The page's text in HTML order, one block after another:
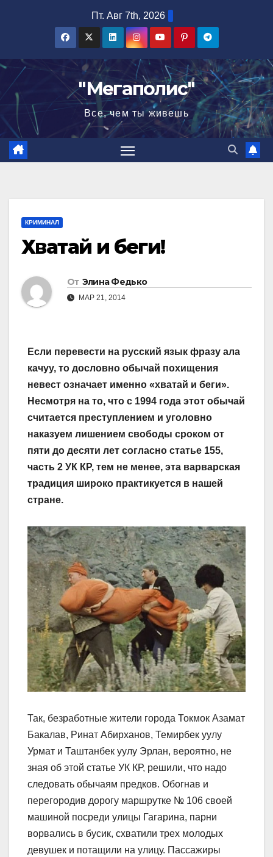
Пт. Авг 7th, 2026
"Мегаполис"
Все, чем ты живешь
КРИМИНАЛ
Хватай и беги!
От Элина Федько
МАР 21, 2014
Если перевести на русский язык фразу ала
качуу, то дословно обычай похищения
невест означает именно «хватай и беги».
Несмотря на то, что с 1994 года этот обычай
считается преступлением и уголовно
наказуем лишением свободы сроком от
пяти до десяти лет согласно статье 155,
часть 2 УК КР, тем не менее, эта варварская
традиция широко практикуется в нашей
стране.
Так, безработные жители города Токмок Азамат
Бакалав, Ринат Абирханов, Темирбек уулу
Урмат и Таштанбек уулу Эрлан, вероятно, не
зная об этой статье УК КР, решили, что надо
следовать обычаям предков. Обогнав и
перегородив дорогу маршрутке № 106 своей
машиной посреди улицы Гагарина, парни
ворвались в бусик, схватили трех молодых
девушек и потащили на улицу. Пассажиры